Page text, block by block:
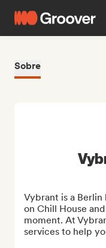
Sobre
Vybrant is a
on Chill House
moment. At
services to help